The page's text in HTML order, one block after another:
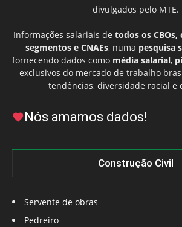
divulgados pelo MTE.
Informações salariais de todos os CBOs,
segmentos e CNAEs, numa pesquisa
fornecendo dados como média salarial,
exclusivos do mercado de trabalho
tendências, diversidade racial e
Nós amamos dados!
Construção Civil
Servente de obras
Pedreiro